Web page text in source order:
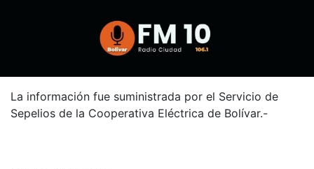
La información fue suministrada por el Servicio de
Sepelios de la Cooperativa Eléctrica de Bolívar.-